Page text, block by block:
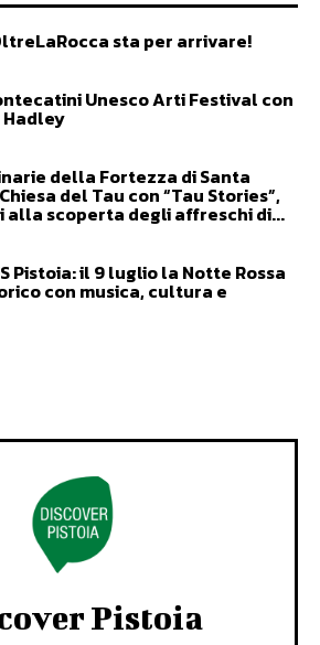
sta per arrivare!
Unesco Arti Festival con
della Fortezza di Santa
del Tau con “Tau Stories”,
alla scoperta degli affreschi di...
Pistoia: il 9 luglio la Notte Rossa
con musica, cultura e
Pistoia